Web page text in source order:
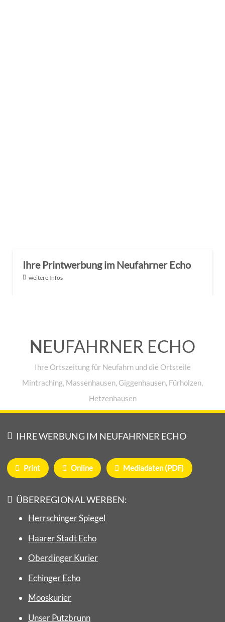
Ihre Printwerbung im Neufahrner Echo
weitere Infos
NEUFAHRNER ECHO
Ihre Ortszeitung für Neufahrn und die Ortsteile
Mintraching, Massenhausen, Giggenhausen, Fürholzen,
Hetzenhausen
IHRE WERBUNG IM NEUFAHRNER ECHO
Print Online Mediadaten (PDF)
ÜBERREGIONAL WERBEN:
Herrschinger Spiegel
Haarer Stadt Echo
Oberdinger Kurier
Echinger Echo
Mooskurier
Unser Putzbrunn